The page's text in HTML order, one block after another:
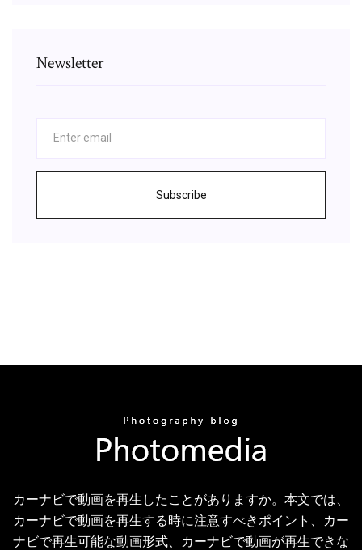
Newsletter
Subscribe
カーナビで動画を再生したことがありますか。本文では、
カーナビで動画を再生する時に注意すべきポイント、カー
ナビで再生可能な動画形式、カーナビで動画が再生できな